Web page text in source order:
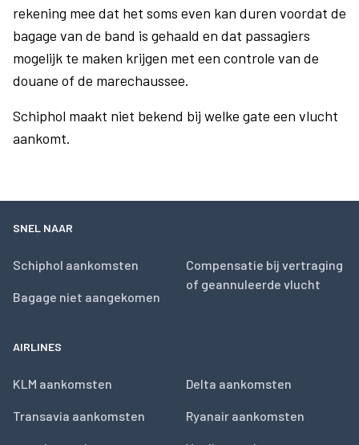
rekening mee dat het soms even kan duren voordat de
bagage van de band is gehaald en dat passagiers
mogelijk te maken krijgen met een controle van de
douane of de marechaussee.
Schiphol maakt niet bekend bij welke gate een vlucht
aankomt.
SNEL NAAR
Schiphol aankomsten
Bagage niet aangekomen
Compensatie bij vertraging
of geannuleerde vlucht
AIRLINES
KLM aankomsten
Transavia aankomsten
Delta aankomsten
Ryanair aankomsten